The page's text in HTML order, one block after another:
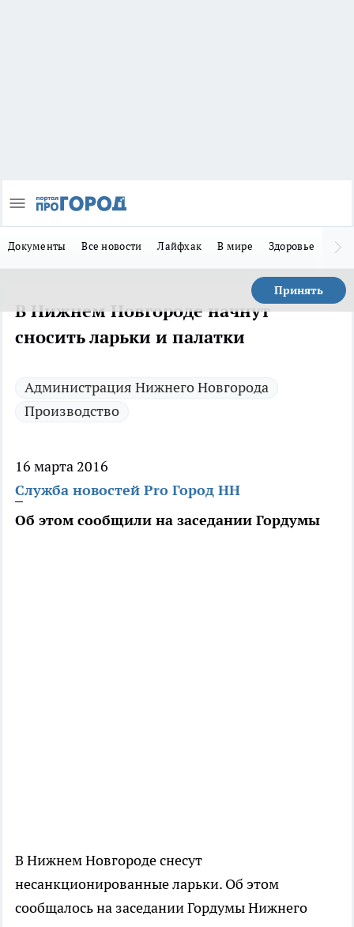
Документы Все новости Лайфхак В мире Здоровье
Принять
В Нижнем Новгороде начнут
сносить ларьки и палатки
Администрация Нижнего Новгорода
Производство
16 марта 2016
Служба новостей Pro Город НН
Об этом сообщили на заседании Гордумы
В Нижнем Новгороде снесут
несанкционированные ларьки. Об этом
сообщалось на заседании Гордумы Нижнего